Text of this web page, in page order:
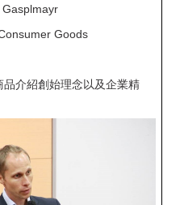
Goods
介紹創始理念以及企業精